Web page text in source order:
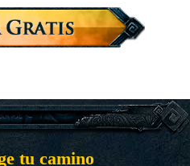
tu camino